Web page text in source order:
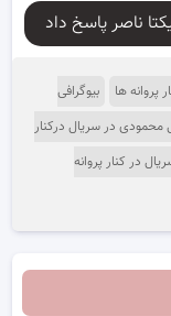
ها
بیوگرافی
محمودی در سریال درکنار
در کنار پروانه